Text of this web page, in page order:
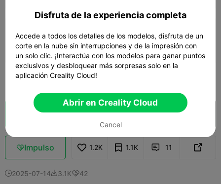
0.2mm layer, 2 walls, 15% infill
 06h 56m  2 plates  197.84g
Ver más
Laminador en la nube Abrir en Creality Cloud
Impulso 1.2K 1.1K  11 
2025-07-143.1K42
Disfruta de la experiencia completa
Accede a todos los detalles de los modelos, disfruta de un
corte en la nube sin interrupciones y de la impresión con
un solo clic. ¡Interactúa con los modelos para ganar puntos
exclusivos y desbloquear más sorpresas solo en la
aplicación Creality Cloud!
Abrir en Creality Cloud
Cancel